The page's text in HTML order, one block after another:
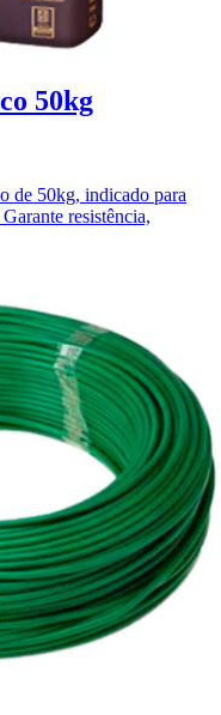
50kg
de 50kg, indicado para
resistência,